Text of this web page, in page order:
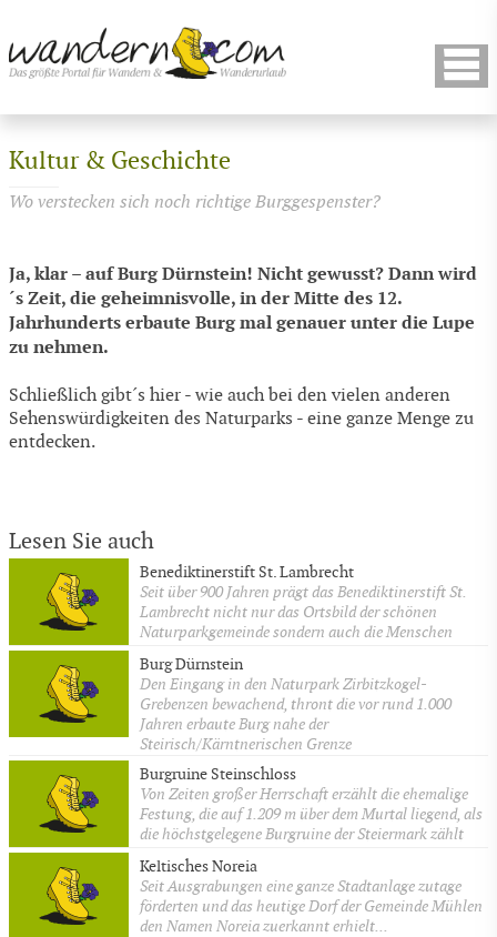
Kultur & Geschichte
Wo verstecken sich noch richtige Burggespenster?
Ja, klar – auf Burg Dürnstein! Nicht gewusst? Dann wird
´s Zeit, die geheimnisvolle, in der Mitte des 12.
Jahrhunderts erbaute Burg mal genauer unter die Lupe
zu nehmen.
Schließlich gibt´s hier - wie auch bei den vielen anderen
Sehenswürdigkeiten des Naturparks - eine ganze Menge zu
entdecken.
Lesen Sie auch
Benediktinerstift St. Lambrecht
Seit über 900 Jahren prägt das Benediktinerstift St.
Lambrecht nicht nur das Ortsbild der schönen
Naturparkgemeinde sondern auch die Menschen
Burg Dürnstein
Den Eingang in den Naturpark Zirbitzkogel-
Grebenzen bewachend, thront die vor rund 1.000
Jahren erbaute Burg nahe der
Steirisch/Kärntnerischen Grenze
Burgruine Steinschloss
Von Zeiten großer Herrschaft erzählt die ehemalige
Festung, die auf 1.209 m über dem Murtal liegend, als
die höchstgelegene Burgruine der Steiermark zählt
Keltisches Noreia
Seit Ausgrabungen eine ganze Stadtanlage zutage
förderten und das heutige Dorf der Gemeinde Mühlen
den Namen Noreia zuerkannt erhielt...